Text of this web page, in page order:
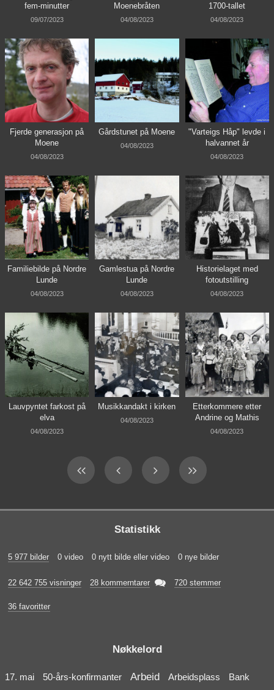
fem-minutter
09/07/2023
Moenebråten
04/08/2023
1700-tallet
04/08/2023
Fjerde generasjon på
Moene
04/08/2023
Gårdstunet på Moene
04/08/2023
"Varteigs Håp" levde i
halvannet år
04/08/2023
Familiebilde på Nordre
Lunde
04/08/2023
Gamlestua på Nordre
Lunde
04/08/2023
Historielaget med
fotoutstilling
04/08/2023
Lauvpyntet farkost på
elva
04/08/2023
Musikkandakt i kirken
04/08/2023
Etterkommere etter
Andrine og Mathis
04/08/2023
Statistikk
5 977 bilder 0 video 0 nytt bilde eller video 0 nye bilder
22 642 755 visninger 28 kommerntarer  720 stemmer
36 favoritter
Nøkkelord
17. mai 50-års-konfirmanter Arbeid Arbeidsplass Bank